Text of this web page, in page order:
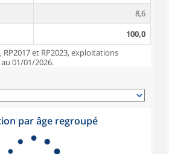
8,6
100,0
RP2017 et RP2023, exploitations
01/01/2026.
par âge regroupé